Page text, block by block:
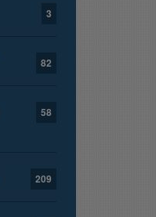
3
82
58
209